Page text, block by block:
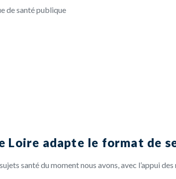
de santé publique
adapte le format de
santé du moment nous avons, avec l’appui